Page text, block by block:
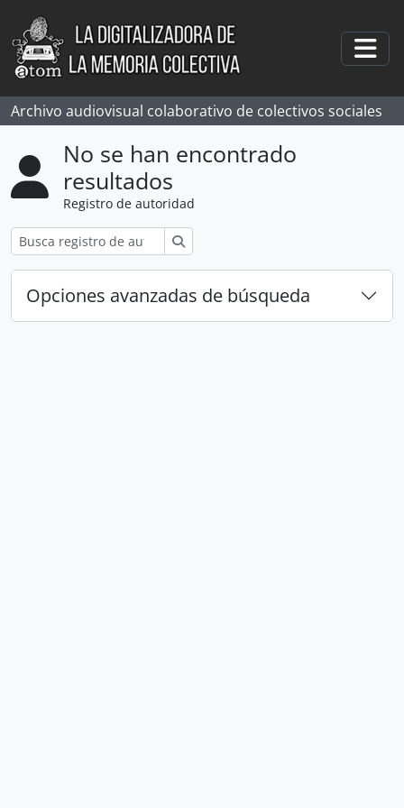
Skip to main content
Archivo audiovisual colaborativo de colectivos sociales
No se han encontrado
resultados
Registro de autoridad
Opciones avanzadas de búsqueda